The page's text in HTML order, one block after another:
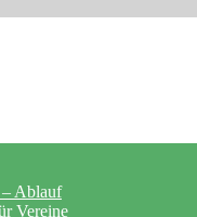
– Ablauf
Vereine